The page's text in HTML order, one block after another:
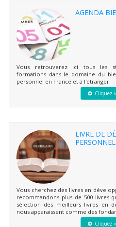
AGENDA
Vous retrouverez ici tous les
formations dans le domaine du
personnel en France et à l'étranger.
Cliquez
LIVRE DE
PERSONNEL
Vous cherchez des livres en
recommandons plus de 500 livres
sélection des meilleurs livres en
nous apparaissent comme des
Cliquez